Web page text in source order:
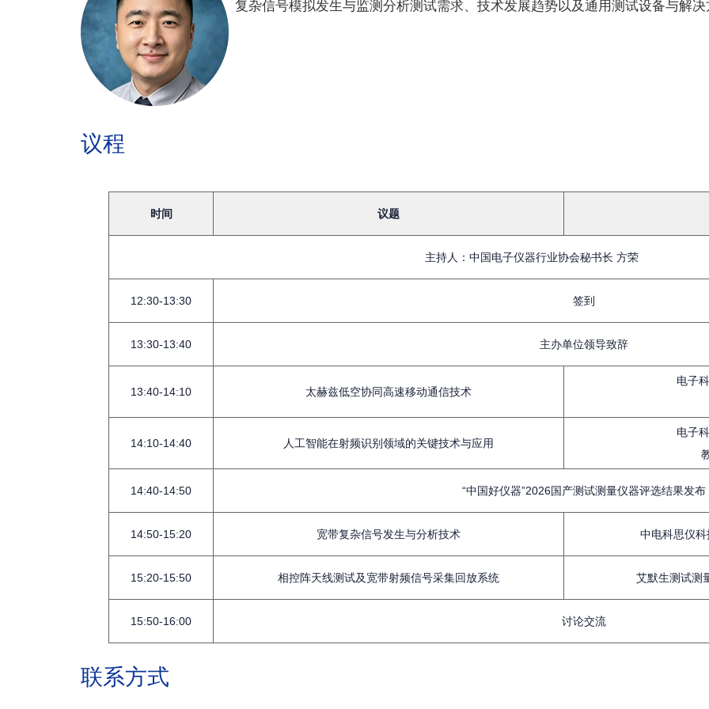
复杂信号模拟发生与监测分析测试需求、技术发展趋势以及通用测试设备与解决
议程
时间 议题
主持人：中国电子仪器行业协会秘书长 方荣
12:30-13:30 签到
13:30-13:40 主办单位领导致辞
13:40-14:10 太赫兹低空协同高速移动通信技术
电子
14:10-14:40 人工智能在射频识别领域的关键技术与应用
电子
14:40-14:50 “中国好仪器”2026国产测试测量仪器评选结果发布
14:50-15:20 宽带复杂信号发生与分析技术 中电科思仪
15:20-15:50 相控阵天线测试及宽带射频信号采集回放系统 艾默生测试测
15:50-16:00 讨论交流
联系方式